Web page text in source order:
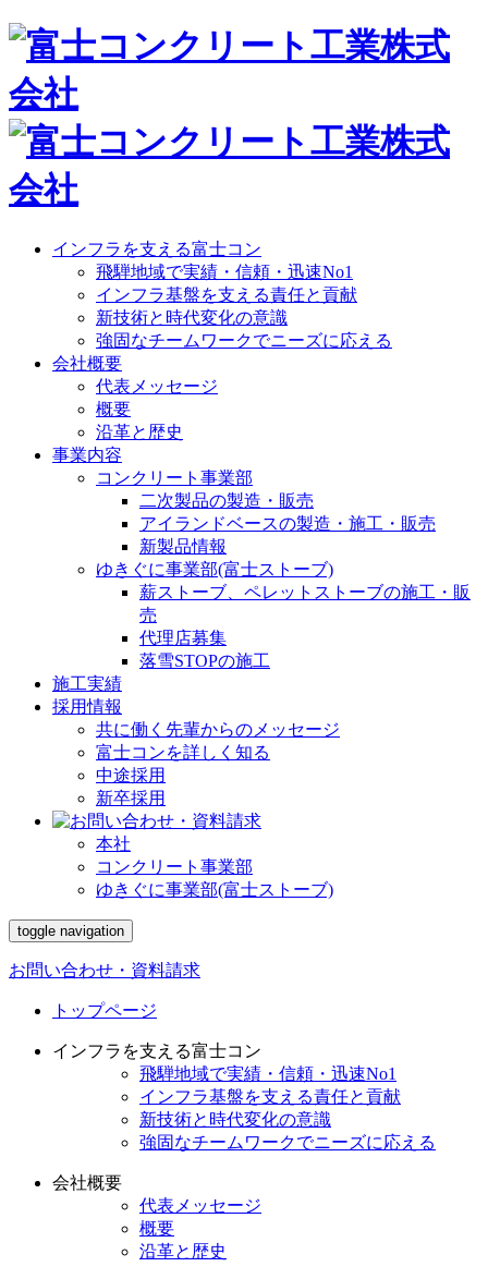
インフラを支える富士コン
飛騨地域で実績・信頼・迅速No1
インフラ基盤を支える責任と貢献
新技術と時代変化の意識
強固なチームワークでニーズに応える
会社概要
代表メッセージ
概要
沿革と歴史
事業内容
コンクリート事業部
二次製品の製造・販売
アイランドベースの製造・施工・販売
新製品情報
ゆきぐに事業部(富士ストーブ)
薪ストーブ、ペレットストーブの施工・販
売
代理店募集
落雪STOPの施工
施工実績
採用情報
共に働く先輩からのメッセージ
富士コンを詳しく知る
中途採用
新卒採用
本社
コンクリート事業部
ゆきぐに事業部(富士ストーブ)
toggle navigation
お問い合わせ・資料請求
トップページ
インフラを支える富士コン
飛騨地域で実績・信頼・迅速No1
インフラ基盤を支える責任と貢献
新技術と時代変化の意識
強固なチームワークでニーズに応える
会社概要
代表メッセージ
概要
沿革と歴史